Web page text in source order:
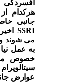
افسردگی
هرکدام از
جانبی
SSRI
می شوند و
به عمل
خصوص
عوارض